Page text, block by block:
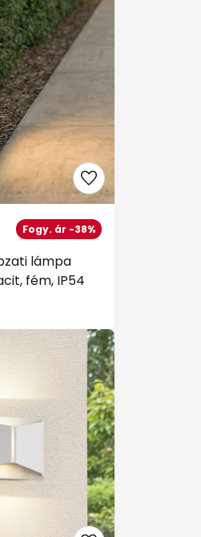
lámpa
fém, IP54
Fogy. ár -38%